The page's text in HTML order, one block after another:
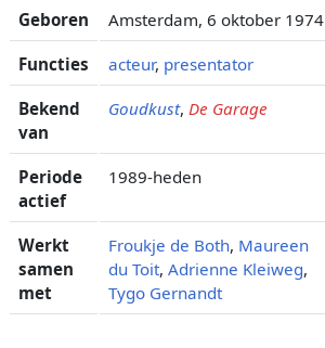
Geboren Amsterdam, 6 oktober 1974
Functies acteur, presentator
Bekend
van
Goudkust, De Garage
Periode
actief
1989-heden
Werkt
samen
met
Froukje de Both, Maureen
du Toit, Adrienne Kleiweg,
Tygo Gernandt